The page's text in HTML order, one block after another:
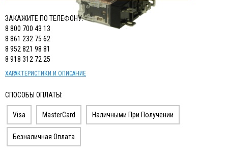
ЗАКАЖИТЕ ПО ТЕЛЕФОНУ:
8 800 700 43 13
8 861 232 75 62
8 952 821 98 81
8 918 312 72 25
ХАРАКТЕРИСТИКИ И ОПИСАНИЕ
СПОСОБЫ ОПЛАТЫ:
Visa MasterCard Наличными При Получении
Безналичная Оплата